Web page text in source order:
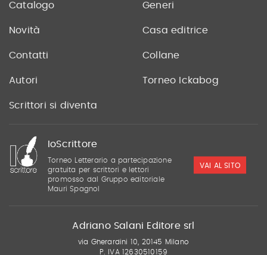
Catalogo Generi
Novità Casa editrice
Contatti Collane
Autori Torneo Ickabog
Scrittori si diventa
IoScrittore
Torneo Letterario a partecipazione
gratuita per scrittori e lettori
promosso dal Gruppo editoriale
Mauri Spagnol
VAI AL SITO
Adriano Salani Editore srl
via Gherardini 10, 20145 Milano
P. IVA 12630510159